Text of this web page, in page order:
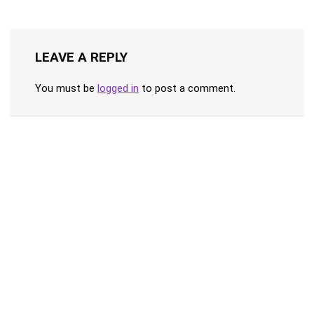
LEAVE A REPLY
You must be logged in to post a comment.